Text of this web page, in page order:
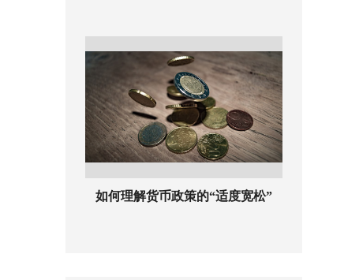
如何理解货币政策的“适度宽松”